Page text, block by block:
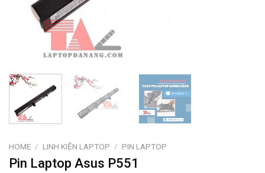
HOME / LINH KIỆN LAPTOP / PIN LAPTOP
Pin Laptop Asus P551